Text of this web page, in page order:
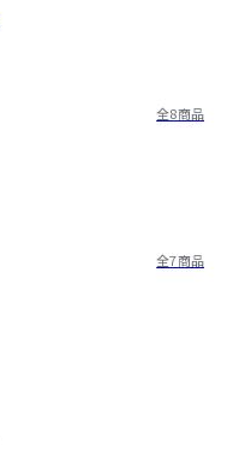
全8商品
全7商品